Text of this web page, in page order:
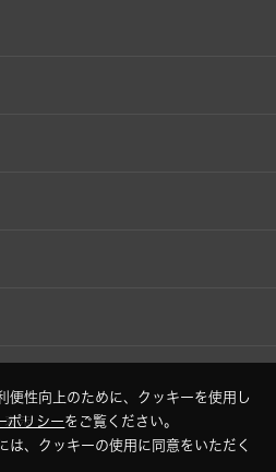
い合わせ
表示
便性向上のために、クッキーを使用し
ポリシーをご覧ください。
は、クッキーの使用に同意をいただく